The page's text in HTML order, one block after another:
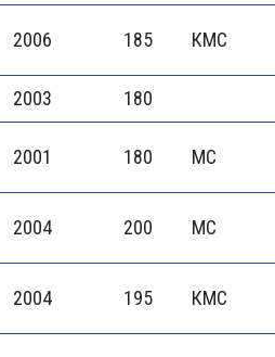
2006 185 КМС
2003 180
2001 180 МС
2004 200 МС
2004 195 КМС